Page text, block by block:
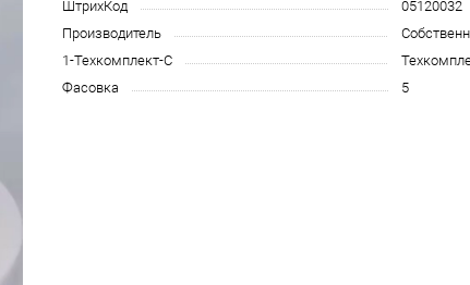
ШтрихКод
05120032
Производитель
1-Техкомплект-С
Фасовка
5